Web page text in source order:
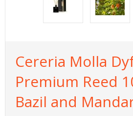
Cereria Molla
Premium Reed
Bazil and